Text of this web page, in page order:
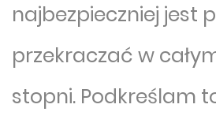
najbezpieczniej jest
przekraczać w
stopni. Podkreślam